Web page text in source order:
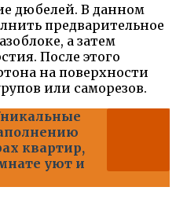
дюбелей. В данном
предварительное
а затем
После этого
на поверхности
или саморезов.
квартир,
уют и